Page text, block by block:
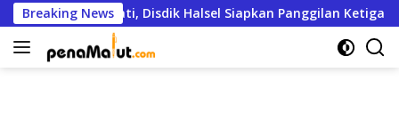
Langsung
ke
konten
Breaking News
Bupati, Disdik Halsel Siapkan Panggilan Ketiga